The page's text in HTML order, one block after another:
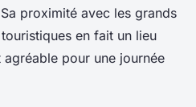
proximité avec les grands
en fait un lieu
pour une journée